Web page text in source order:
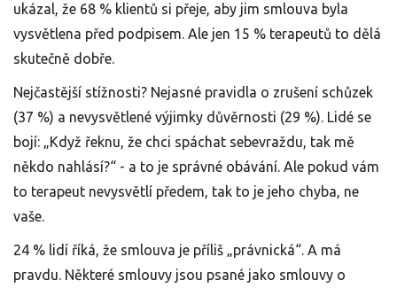
ukázal, že 68 % klientů si přeje, aby jim smlouva byla
vysvětlena před podpisem. Ale jen 15 % terapeutů to dělá
skutečně dobře.
Nejčastější stížnosti? Nejasné pravidla o zrušení schůzek
(37 %) a nevysvětlené výjimky důvěrnosti (29 %). Lidé se
bojí: „Když řeknu, že chci spáchat sebevraždu, tak mě
někdo nahlásí?“ - a to je správné obávání. Ale pokud vám
to terapeut nevysvětlí předem, tak to je jeho chyba, ne
vaše.
24 % lidí říká, že smlouva je příliš „právnická“. A má
pravdu. Některé smlouvy jsou psané jako smlouvy o